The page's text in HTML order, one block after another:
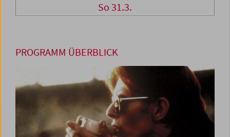
So 31.3.
PROGRAMM ÜBERBLICK